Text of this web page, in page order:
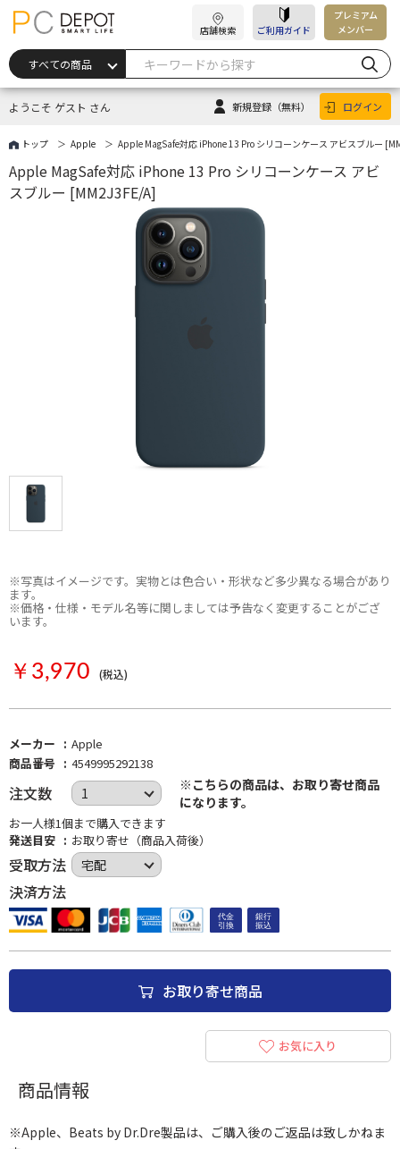
店舗検索 ご利用ガイド
プレミアム
メンバー
ようこそ ゲスト さん 新規登録 （無料） ログイン
トップ Apple Apple MagSafe対応 iPhone 13 Pro シリコーンケース アビスブルー
※写真はイメージです。実物とは色合い・形状など多少異なる場合があり
ます。
※価格・仕様・モデル名等に関しましては予告なく変更することがござ
います。
Apple MagSafe対応 iPhone 13 Pro シリコーンケース アビ
スブルー [MM2J3FE/A]
￥3,970 (税込)
メーカー
Apple
商品番号
4549995292138
注文数
※こちらの商品は、お取り寄せ商品
になります。
お一人様1個まで購入できます
発送目安
お取り寄せ（商品入荷後）
受取方法
決済方法
お取り寄せ商品
お気に入り
商品情報
※Apple、Beats by Dr.Dre製品は、ご購入後のご返品は致しかねま